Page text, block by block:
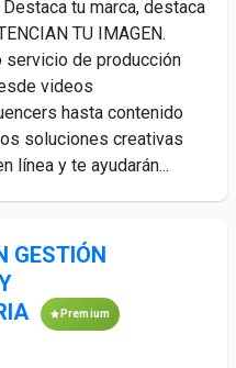
tu marca, destaca
TU IMAGEN.
servicio de producción
videos
hasta contenido
soluciones creativas
línea y te ayudarán...
GESTIÓN
Premium